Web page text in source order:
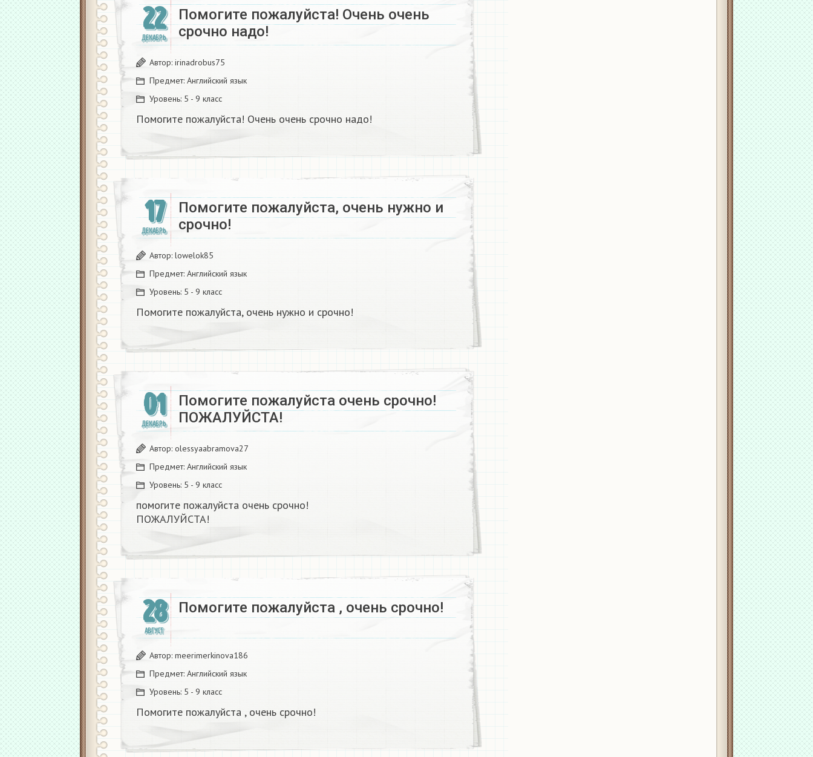
22
ДЕКАБРЬ
Помогите пожалуйста! Очень очень
срочно надо! ​
Автор: irinadrobus75
Предмет: Английский язык
Уровень: 5 - 9 класс
Помогите пожалуйста! Очень очень срочно надо! ​
17
ДЕКАБРЬ
Помогите пожалуйста, очень нужно и
срочно!
Автор: lowelok85
Предмет: Английский язык
Уровень: 5 - 9 класс
Помогите пожалуйста, очень нужно и срочно!
01
ДЕКАБРЬ
Помогите пожалуйста очень срочно!
ПОЖАЛУЙСТА!​
Автор: olessyaabramova27
Предмет: Английский язык
Уровень: 5 - 9 класс
помогите пожалуйста очень срочно!
ПОЖАЛУЙСТА!​
28
АВГУСТ
Помогите пожалуйста , очень срочно!​
Автор: meerimerkinova186
Предмет: Английский язык
Уровень: 5 - 9 класс
Помогите пожалуйста , очень срочно!​